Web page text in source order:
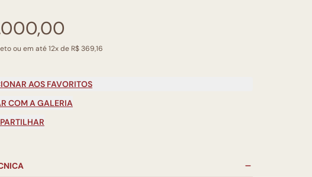
ou em até 12x de R$ 369,16
AOS FAVORITOS
COM A GALERIA